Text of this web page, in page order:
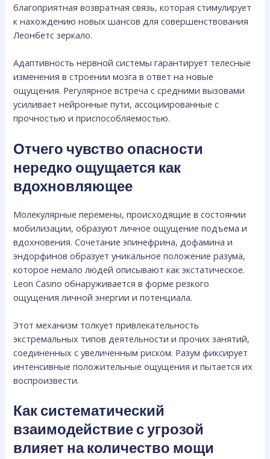
благоприятная возвратная связь, которая стимулирует
к нахождению новых шансов для совершенствования
Леонбетс зеркало.
Адаптивность нервной системы гарантирует телесные
изменения в строении мозга в ответ на новые
ощущения. Регулярное встреча с средними вызовами
усиливает нейронные пути, ассоциированные с
прочностью и приспособляемостью.
Отчего чувство опасности
нередко ощущается как
вдохновляющее
Молекулярные перемены, происходящие в состоянии
мобилизации, образуют личное ощущение подъема и
вдохновения. Сочетание эпинефрина, дофамина и
эндорфинов образует уникальное положение разума,
которое немало людей описывают как экстатическое.
Leon Casino обнаруживается в форме резкого
ощущения личной энергии и потенциала.
Этот механизм толкует привлекательность
экстремальных типов деятельности и прочих занятий,
соединенных с увеличенным риском. Разум фиксирует
интенсивные положительные ощущения и пытается их
воспроизвести.
Как систематический
взаимодействие с угрозой
влияет на количество мощи